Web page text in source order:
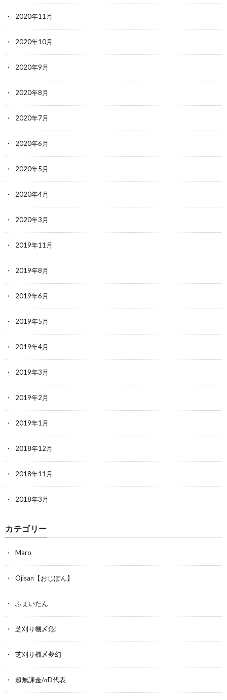
2020年11月
2020年10月
2020年9月
2020年8月
2020年7月
2020年6月
2020年5月
2020年4月
2020年3月
2019年11月
2019年8月
2019年6月
2019年5月
2019年4月
2019年3月
2019年2月
2019年1月
2018年12月
2018年11月
2018年3月
カテゴリー
Maro
Ojisan【おじぽん】
ふぇいたん
芝刈り機〆危!
芝刈り機〆夢幻
超無課金/αD代表